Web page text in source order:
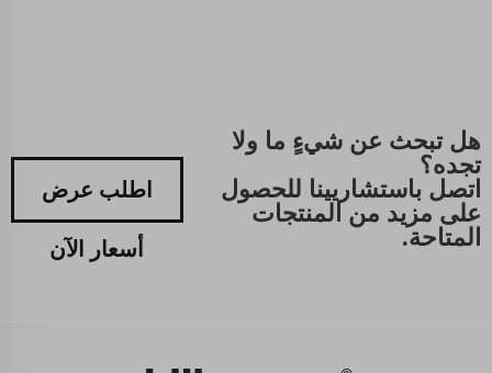
هل تبحث عن شيءٍ ما ولا
تجده؟
اتصل باستشاريينا للحصول
على مزيد من المنتجات
المتاحة.
اطلب عرض
أسعار الآن